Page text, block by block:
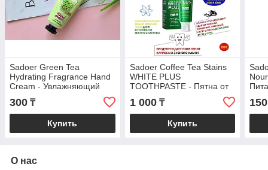
Sadoer Green Tea
Hydrating Fragrance Hand
Cream - Увлажняющий
крем для рук с ароматом
зеленого чая 20 гр
300 ₸
Купить
Sadoer Coffee Tea Stains
WHITE PLUS
TOOTHPASTE - Пятна от
кофе и чая Зубная паста
100гр
1 000₸
Купить
150
О нас